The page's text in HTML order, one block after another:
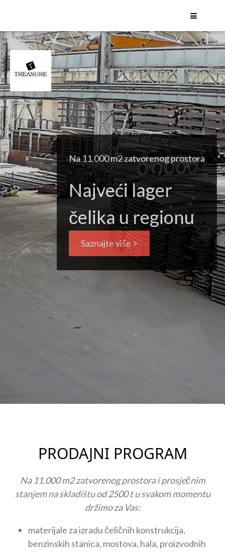
HEB profili
INP profili
UNP profili
IPE profili
Okrugle šavne / bešavne cijevi
L profili - jednakokraki
L profili - raznokraki
Plosnati čelik
Rudarske podgrade
Na 11.000 m2 zatvorenog prostora
Najveći lager
čelika u regionu
Saznajte više >
PRODAJNI PROGRAM
Na 11.000 m2 zatvorenog prostora i prosječnim
stanjem na skladištu od 2500 t u svakom momentu
držimo za Vas:
materijale za izradu čeličnih konstrukcija,
benzinskih stanica, mostova, hala, proizvodnih